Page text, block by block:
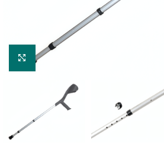
Click to enlarge